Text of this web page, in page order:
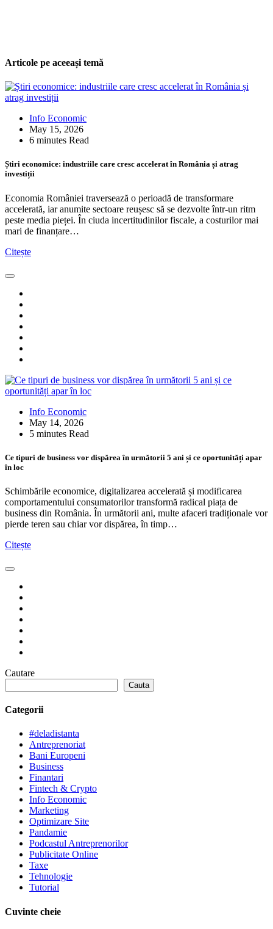
Articole pe aceeași temă
Info Economic
May 15, 2026
6 minutes Read
Știri economice: industriile care cresc accelerat în România și atrag
investiții
Economia României traversează o perioadă de transformare
accelerată, iar anumite sectoare reușesc să se dezvolte într-un ritm
peste media pieței. În ciuda incertitudinilor fiscale, a costurilor mai
mari de finanțare…
Citește
Info Economic
May 14, 2026
5 minutes Read
Ce tipuri de business vor dispărea în următorii 5 ani și ce oportunități apar
în loc
Schimbările economice, digitalizarea accelerată și modificarea
comportamentului consumatorilor transformă radical piața de
business din România. În următorii ani, multe afaceri tradiționale vor
pierde teren sau chiar vor dispărea, în timp…
Citește
Cautare
Cauta
Categorii
#deladistanta
Antreprenoriat
Bani Europeni
Business
Finantari
Fintech & Crypto
Info Economic
Marketing
Optimizare Site
Pandamie
Podcastul Antreprenorilor
Publicitate Online
Taxe
Tehnologie
Tutorial
Cuvinte cheie